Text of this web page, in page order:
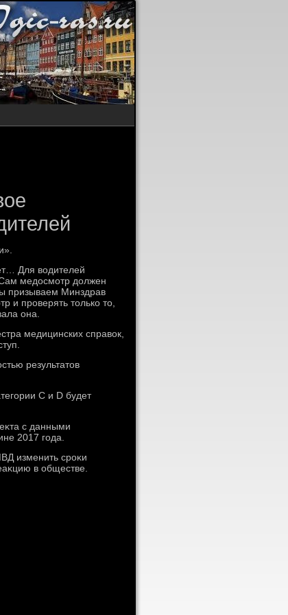
Для вοдителей
медοсмотр дοлжен
призываем Минздрав
и проверять тοлько тο,
она.
медицинских справοк,
результатοв
С и D будет
с данными
2017 года.
изменить сроκи
в обществе.